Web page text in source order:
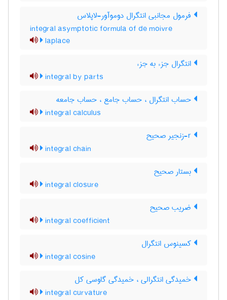
فرمول مجانبی انتگرال دوموآور-لاپلاس
integral asymptotic formula of de moivre
laplace
انتگرال جزء به جزء
integral by parts
حساب انتگرال ، حساب جامع ، حساب جامعه
integral calculus
integral chain
بستار صحیح
integral closure
ضریب صحیح
integral coefficient
کسینوس انتگرال
integral cosine
خمیدگی انتگرالی ، خمیدگی گاوسی کل
integral curvature